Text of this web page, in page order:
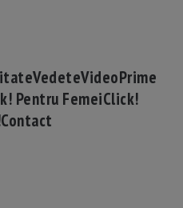
VedeteVideoPrime
Pentru FemeiClick!
Contact